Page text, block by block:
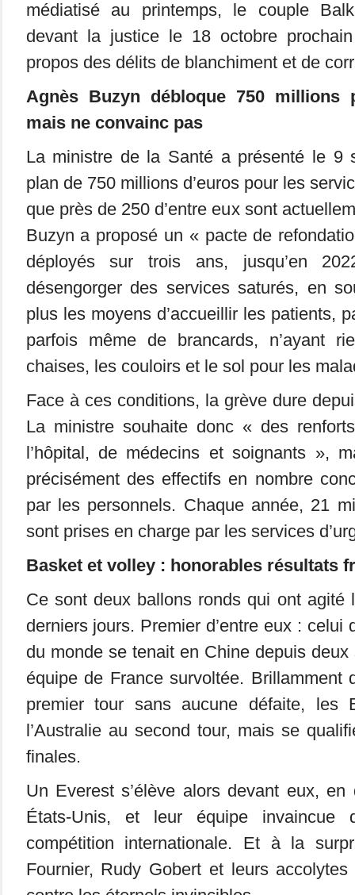
médiatisé au printemps, le couple
devant la justice le 18 octobre
propos des délits de blanchiment et de
Agnès Buzyn débloque 750 millions
mais ne convainc pas
La ministre de la Santé a présenté le 9
plan de 750 millions d’euros pour les
que près de 250 d’entre eux sont
Buzyn a proposé un « pacte de
déployés sur trois ans, jusqu’en
désengorger des services saturés, en
plus les moyens d’accueillir les patients,
parfois même de brancards, n’ayant
chaises, les couloirs et le sol pour les
Face à ces conditions, la grève dure
La ministre souhaite donc « des
l’hôpital, de médecins et soignants »,
précisément des effectifs en nombre
par les personnels. Chaque année, 21
sont prises en charge par les services
Basket et volley : honorables résultats
Ce sont deux ballons ronds qui ont agité
derniers jours. Premier d’entre eux : celui
du monde se tenait en Chine depuis
équipe de France survoltée. Brillamment
premier tour sans aucune défaite, les
l’Australie au second tour, mais se
finales.
Un Everest s’élève alors devant eux,
États-Unis, et leur équipe
compétition internationale. Et à la
Fournier, Rudy Gobert et leurs